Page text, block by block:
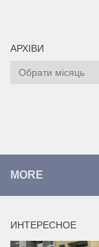
АРХІВИ
Архіви
MORE
ИНТЕРЕСНОЕ